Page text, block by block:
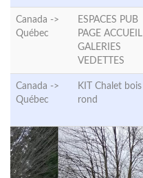
Canada ->
Québec
ESPACES PUB
PAGE ACCUEIL
GALERIES
VEDETTES
Canada ->
Québec
KIT Chalet bois
rond